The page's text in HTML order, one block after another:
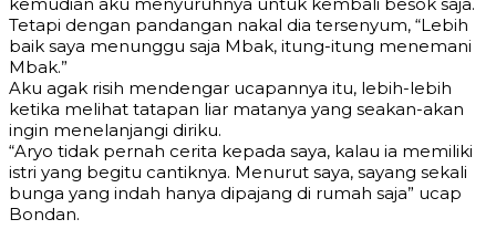
Tetapi dengan pandangan nakal dia tersenyum, “Lebih
baik saya menunggu saja Mbak, itung-itung menemani
Mbak.”
Aku agak risih mendengar ucapannya itu, lebih-lebih
ketika melihat tatapan liar matanya yang seakan-akan
ingin menelanjangi diriku.
“Aryo tidak pernah cerita kepada saya, kalau ia memiliki
istri yang begitu cantiknya. Menurut saya, sayang sekali
bunga yang indah hanya dipajang di rumah saja” ucap
Bondan.